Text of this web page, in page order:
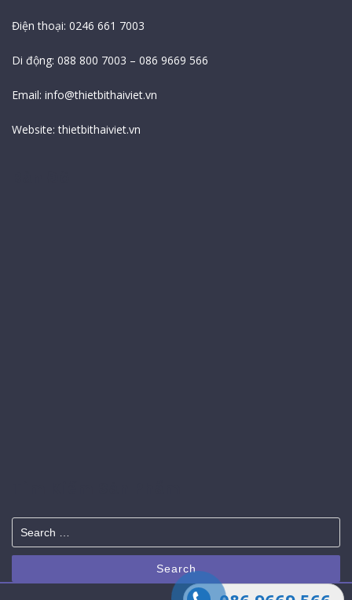
Điện thoại: 0246 661 7003
Di động: 088 800 7003 – 086 9669 566
Email: info@thietbithaiviet.vn
Website:thietbithaiviet.vn
Search